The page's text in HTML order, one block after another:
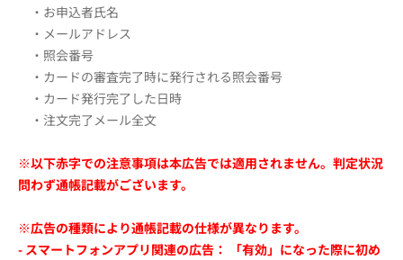
・お申込者氏名
・メールアドレス
・照会番号
・カードの審査完了時に発行される照会番号
・カード発行完了した日時
・注文完了メール全文
※以下赤字での注意事項は本広告では適用されません。判定状況
問わず通帳記載がございます。
※広告の種類により通帳記載の仕様が異なります。
- スマートフォンアプリ関連の広告： 「有効」になった際に初め